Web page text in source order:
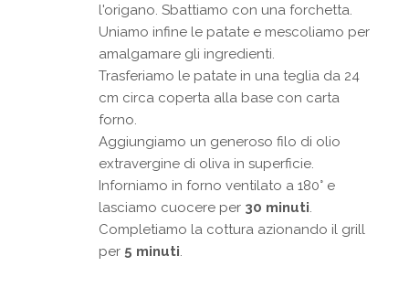
l'origano. Sbattiamo con una forchetta.
Uniamo infine le patate e mescoliamo per
amalgamare gli ingredienti.
Trasferiamo le patate in una teglia da 24
cm circa coperta alla base con carta
forno.
Aggiungiamo un generoso filo di olio
extravergine di oliva in superficie.
Inforniamo in forno ventilato a 180° e
lasciamo cuocere per 30 minuti.
Completiamo la cottura azionando il grill
per 5 minuti.